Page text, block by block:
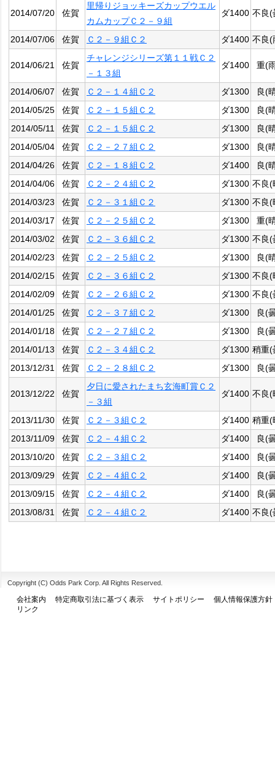
2014/07/20 佐賀
里帰りジョッキーズカップウエル
カムカップＣ２－９組
ダ1400 不良(
2014/07/06 佐賀 Ｃ２－９組Ｃ２ ダ1400 不良(
2014/06/21 佐賀
チャレンジシリーズ第１１戦Ｃ２
－１３組
ダ1400 重(
2014/06/07 佐賀 Ｃ２－１４組Ｃ２ ダ1300
良(
2014/05/25
佐賀 Ｃ２－１５組Ｃ２ ダ1300
良(
2014/05/11
佐賀 Ｃ２－１５組Ｃ２ ダ1300
良(
2014/05/04
佐賀 Ｃ２－２７組Ｃ２ ダ1300
良(
2014/04/26
佐賀 Ｃ２－１８組Ｃ２ ダ1400
良(
2014/04/06
佐賀 Ｃ２－２４組Ｃ２ ダ1300 不良(
2014/03/23
佐賀 Ｃ２－３１組Ｃ２ ダ1300 不良(
2014/03/17
佐賀 Ｃ２－２５組Ｃ２ ダ1300
重(
2014/03/02
佐賀 Ｃ２－３６組Ｃ２ ダ1300 不良(
2014/02/23
佐賀 Ｃ２－２５組Ｃ２ ダ1300
良(
2014/02/15
佐賀 Ｃ２－３６組Ｃ２ ダ1300 不良(
2014/02/09
佐賀 Ｃ２－２６組Ｃ２ ダ1300 不良(
2014/01/25
佐賀 Ｃ２－３７組Ｃ２ ダ1300
良(
2014/01/18
佐賀 Ｃ２－２７組Ｃ２ ダ1300
良(
2014/01/13
佐賀 Ｃ２－３４組Ｃ２ ダ1300 稍重(
2013/12/31
佐賀 Ｃ２－２８組Ｃ２ ダ1300 良(
2013/12/22 佐賀
夕日に愛されたまち玄海町賞Ｃ２
－３組
ダ1400 不良(
2013/11/30 佐賀 Ｃ２－３組Ｃ２ ダ1400 稍重(
2013/11/09
佐賀 Ｃ２－４組Ｃ２ ダ1400
良(
2013/10/20
佐賀 Ｃ２－３組Ｃ２ ダ1400
良(
2013/09/29
佐賀 Ｃ２－４組Ｃ２ ダ1400
良(
2013/09/15
佐賀 Ｃ２－４組Ｃ２ ダ1400
良(
2013/08/31
佐賀 Ｃ２－４組Ｃ２ ダ1400 不良(
Copyright (C) Odds Park Corp. All Rights Reserved.
会社案内 特定商取引法に基づく表示 サイトポリシー
個人情報保護方針
リンク